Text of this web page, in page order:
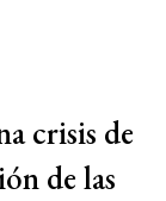
crisis de
de las